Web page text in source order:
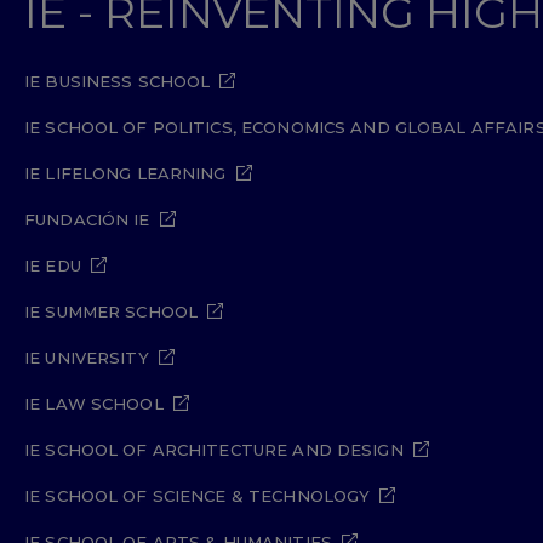
IE - REINVENTING
IE BUSINESS SCHOOL
IE SCHOOL OF POLITICS, ECONOMICS AND GLOBAL
IE LIFELONG LEARNING
FUNDACIÓN IE
IE EDU
IE SUMMER SCHOOL
IE UNIVERSITY
IE LAW SCHOOL
IE SCHOOL OF ARCHITECTURE AND DESIGN
IE SCHOOL OF SCIENCE & TECHNOLOGY